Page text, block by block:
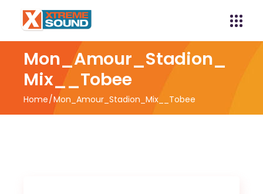
Mon_Amour_Stadion_
Mix__Tobee
Home Mon_Amour_Stadion_Mix__Tobee